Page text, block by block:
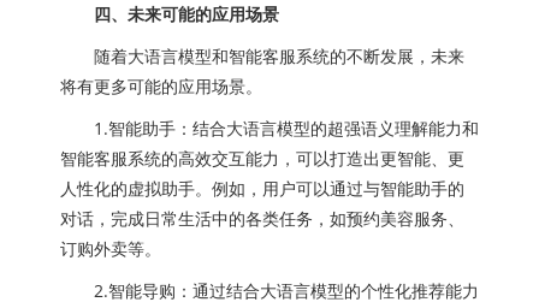
四、未来可能的应用场景
随着大语言模型和智能客服系统的不断发展，未来
将有更多可能的应用场景。
1.智能助手：结合大语言模型的超强语义理解能力和
智能客服系统的高效交互能力，可以打造出更智能、更
人性化的虚拟助手。例如，用户可以通过与智能助手的
对话，完成日常生活中的各类任务，如预约美容服务、
订购外卖等。
2.智能导购：通过结合大语言模型的个性化推荐能力